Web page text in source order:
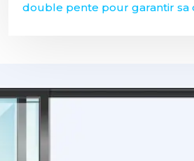
double pente pour garantir sa